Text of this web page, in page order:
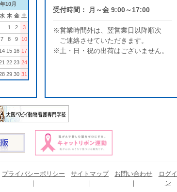
10月
水 木 金 土
1
2
3
7 8 9
10
14 15 16 17
22 23 24
29 30 31
受付時間： 月～金 9:00～17:00
※営業時間外は、翌営業日以降順次
ご連絡させていただきます。
※土・日・祝の出荷はございません。
プライバシーポリシー サイトマップ お問い合わせ
ログイ
ン